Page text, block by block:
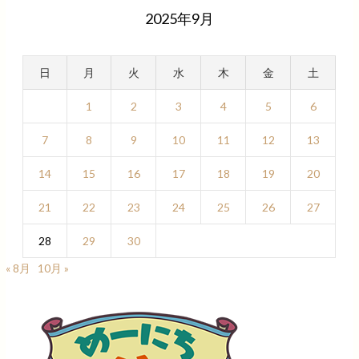
2025年9月
日 月 火 水 木 金 土
1 2 3 4 5 6
7 8 9 10 11 12 13
14 15 16 17 18 19 20
21 22 23 24 25 26 27
28 29
30
« 8月
10月 »